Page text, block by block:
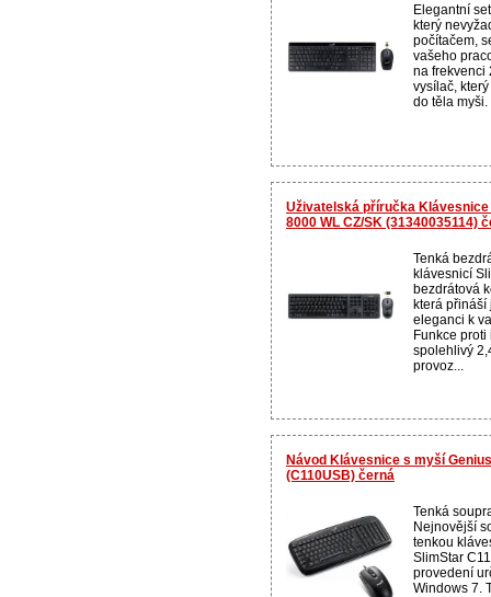
Elegantní
který
počítačem,
vašeho
na frekvenci
vysílač,
do těla
Uživatelská příručka
8000 WL CZ/SK (31340035114)
Tenká
klávesnicí
bezdrátová
která přináší
eleganci k
Funkce
spolehlivý
provoz...
Návod Klávesnice s myší
(C110USB) černá
Tenká
Nejnovější
tenkou
SlimStar
provedení
Windows 7.